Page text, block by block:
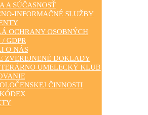
A SÚČASNOSŤ
INFORMAČNÉ SLUŽBY
OCHRANY OSOBNÝCH
GDPR
O NÁS
ZVEREJNENÉ DOKLADY
UMELECKÝ KLUB
ČINNOSTI